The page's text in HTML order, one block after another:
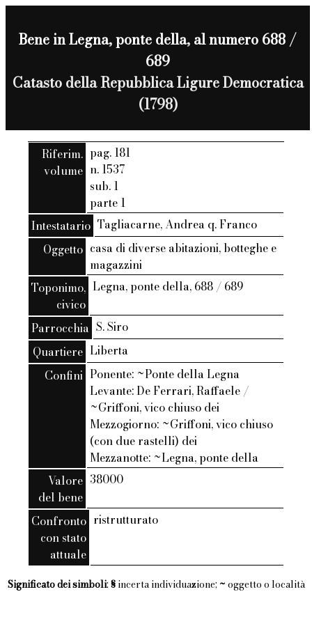
Bene in Legna, ponte della, al numero 688 /
689
Catasto della Repubblica Ligure Democratica
(1798)
Riferim.
volume
pag. 181
n. 1537
sub. 1
parte 1
Intestatario Tagliacarne, Andrea q. Franco
Oggetto casa di diverse abitazioni, botteghe e
magazzini
Toponimo,
civico
Legna, ponte della, 688 / 689
Parrocchia S. Siro
Quartiere Liberta
Confini Ponente: ~Ponte della Legna
Levante: De Ferrari, Raffaele /
~Griffoni, vico chiuso dei
Mezzogiorno: ~Griffoni, vico chiuso
(con due rastelli) dei
Mezzanotte: ~Legna, ponte della
Valore
del bene
38000
Confronto
con stato
attuale
ristrutturato
Significato dei simboli: §incerta individuazione; ~ oggetto o località